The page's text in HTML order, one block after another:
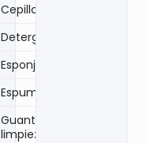
Cepillo dental
Detergente
Esponjas
Espuma afeitar
Guante látex
limpieza